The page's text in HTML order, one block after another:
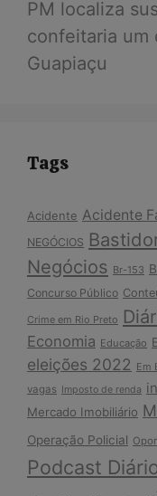
PM localiza
confeitaria um
Guapiaçu
Tags
Acidente Acidente
NEGÓCIOS
Negócios Br-153
Concurso Público
Crime em Rio Preto
Economia Educação
eleições 2022 Em
vagas
Imposto de renda
Mercado Imobiliário
Operação Policial
Podcast